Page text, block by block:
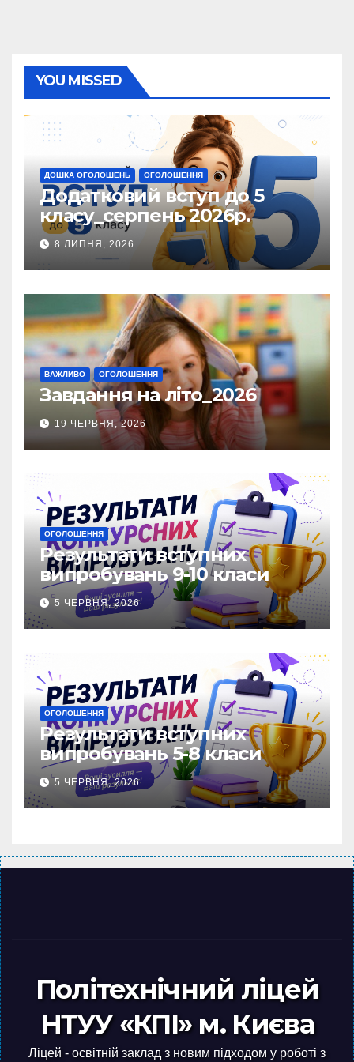
YOU MISSED
ДОШКА ОГОЛОШЕНЬ ОГОЛОШЕННЯ
Додатковий вступ до 5
класу_серпень 2026р.
8 ЛИПНЯ, 2026
ВАЖЛИВО ОГОЛОШЕННЯ
Завдання на літо_2026
19 ЧЕРВНЯ, 2026
ОГОЛОШЕННЯ
Результати вступних
випробувань 9-10 класи
5 ЧЕРВНЯ, 2026
ОГОЛОШЕННЯ
Результати вступних
випробувань 5-8 класи
5 ЧЕРВНЯ, 2026
Політехнічний ліцей
НТУУ «КПІ» м. Києва
Ліцей - освітній заклад з новим підходом у роботі з